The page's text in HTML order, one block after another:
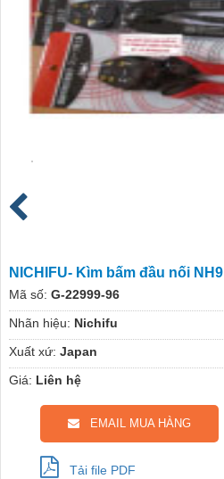
NICHIFU- Kìm bấm đầu nối NH9
Mã số: G-22999-96
Nhãn hiệu: Nichifu
Xuất xứ: Japan
Giá: Liên hệ
EMAIL MUA HÀNG
Tải file PDF